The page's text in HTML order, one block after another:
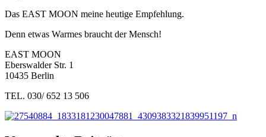
Das EAST MOON meine heutige Empfehlung.
Denn etwas Warmes braucht der Mensch!
EAST MOON
Eberswalder Str. 1
10435 Berlin
TEL. 030/ 652 13 506